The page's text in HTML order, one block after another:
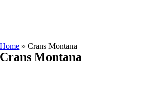
Home »Crans Montana
Crans Montana